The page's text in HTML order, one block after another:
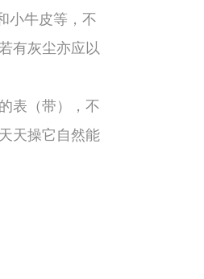
小牛皮等，不
有灰尘亦应以
表（带），不
天操它自然能